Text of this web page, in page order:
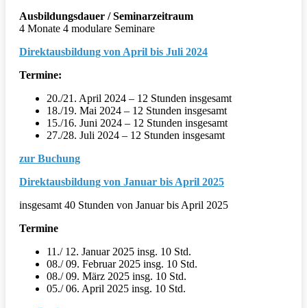
Ausbildungsdauer / Seminarzeitraum
4 Monate 4 modulare Seminare
Direktausbildung von April bis Juli 2024
Termine:
20./21. April 2024 – 12 Stunden insgesamt
18./19. Mai 2024 – 12 Stunden insgesamt
15./16. Juni 2024 – 12 Stunden insgesamt
27./28. Juli 2024 – 12 Stunden insgesamt
zur Buchung
Direktausbildung von Januar bis April 2025
insgesamt 40 Stunden von Januar bis April 2025
Termine
11./ 12. Januar 2025 insg. 10 Std.
08./ 09. Februar 2025 insg. 10 Std.
08./ 09. März 2025 insg. 10 Std.
05./ 06. April 2025 insg. 10 Std.